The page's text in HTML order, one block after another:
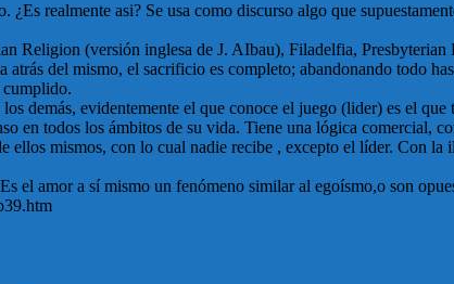
realmente asi? Se usa como discurso algo que
Religion (versión inglesa de J. AIbau), Filadelfia,
del mismo, el sacrificio es completo; abandonando todo
cumplido.
demás, evidentemente el que conoce el juego (lider) es el
en todos los ámbitos de su vida. Tiene una lógica comercial,
mismos, con lo cual nadie recibe , excepto el líder. Con
el amor a sí mismo un fenómeno similar al egoísmo,o son